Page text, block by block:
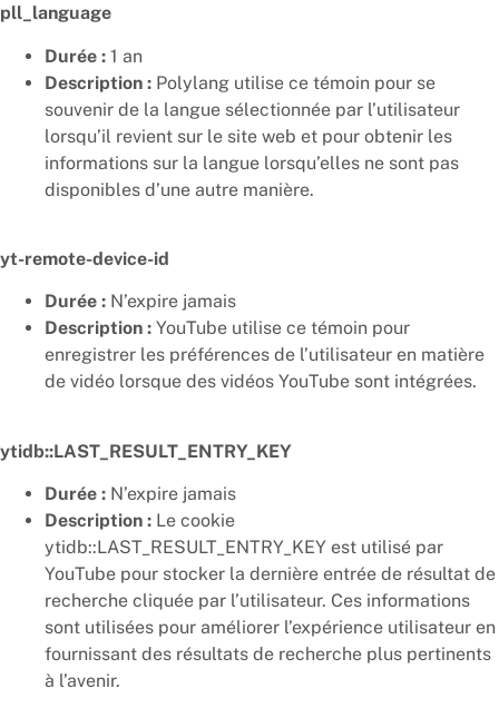
pll_language
Durée : 1 an
Description : Polylang utilise ce témoin pour se
souvenir de la langue sélectionnée par l’utilisateur
lorsqu’il revient sur le site web et pour obtenir les
informations sur la langue lorsqu’elles ne sont pas
disponibles d’une autre manière.
yt-remote-device-id
Durée : N’expire jamais
Description : YouTube utilise ce témoin pour
enregistrer les préférences de l’utilisateur en matière
de vidéo lorsque des vidéos YouTube sont intégrées.
ytidb::LAST_RESULT_ENTRY_KEY
Durée : N’expire jamais
Description : Le cookie
ytidb::LAST_RESULT_ENTRY_KEY est utilisé par
YouTube pour stocker la dernière entrée de résultat de
recherche cliquée par l’utilisateur. Ces informations
sont utilisées pour améliorer l’expérience utilisateur en
fournissant des résultats de recherche plus pertinents
à l’avenir.